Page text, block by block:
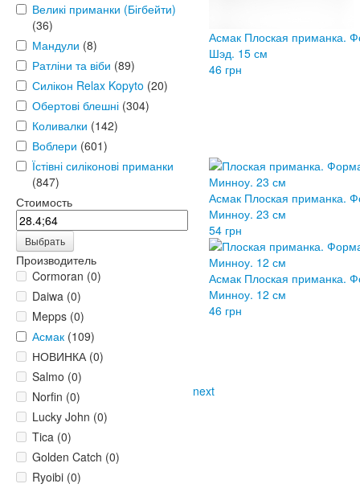
Великі приманки (Бігбейти)
(36)
Мандули (8)
Ратліни та віби (89)
Силікон Relax Kopyto (20)
Обертові блешні (304)
Коливалки (142)
Воблери (601)
Їстівні силіконові приманки
(847)
Стоимость
Выбрать
Производитель
Cormoran (0)
Daiwa (0)
Mepps (0)
Асмак (109)
НОВИНКА (0)
Salmo (0)
Norfin (0)
Lucky John (0)
Tica (0)
Golden Catch (0)
Ryoibi (0)
Асмак Плоская приманка.
Шэд. 15 см
46 грн
Асмак Плоская приманка.
Минноу. 23 см
54 грн
Асмак Плоская приманка.
Минноу. 12 см
46 грн
next